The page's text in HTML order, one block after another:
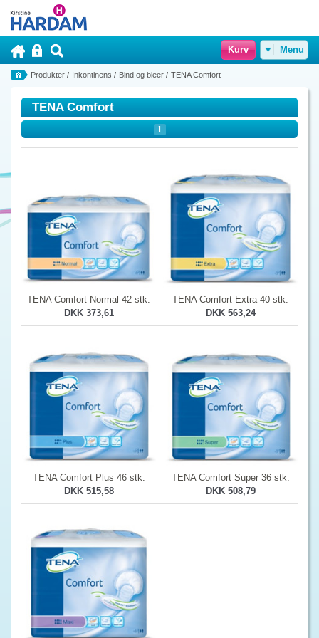
Kurv Menu
Produkter / Inkontinens / Bind og bleer / TENA Comfort
TENA Comfort
1
TENA Comfort Normal 42 stk.
DKK 373,61
TENA Comfort Extra 40 stk.
DKK 563,24
TENA Comfort Plus 46 stk.
DKK 515,58
TENA Comfort Super 36 stk.
DKK 508,79